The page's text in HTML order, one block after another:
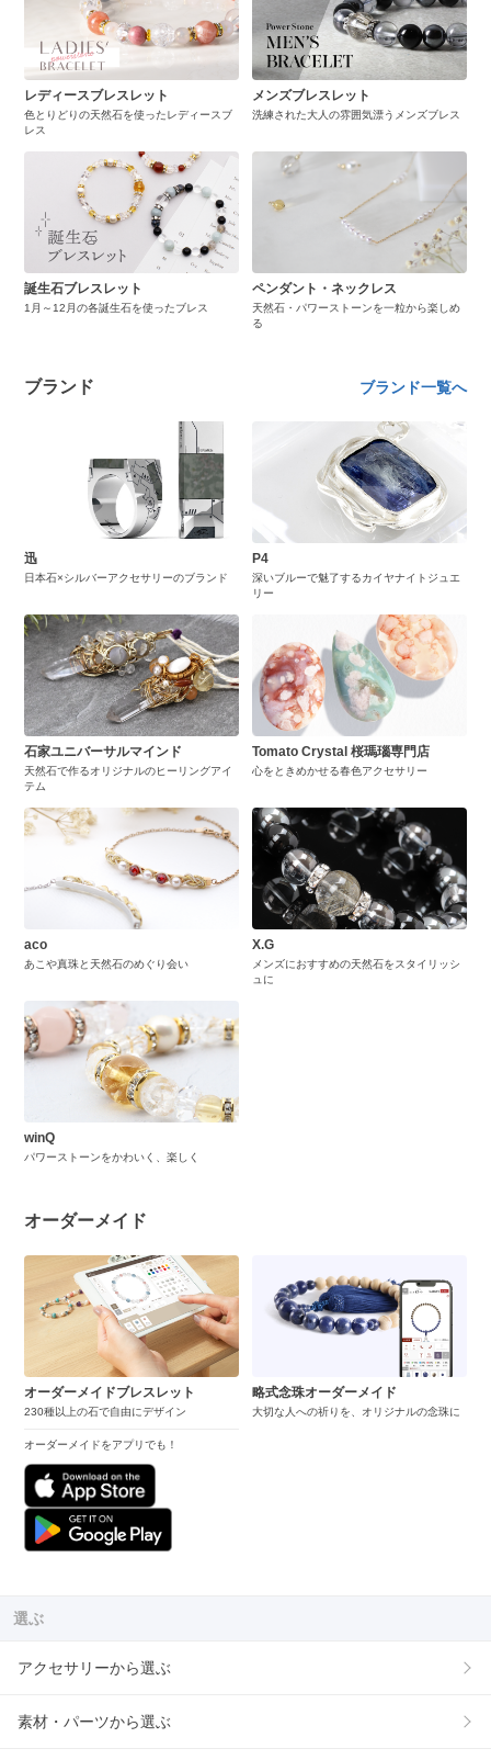
レディースブレスレット
色とりどりの天然石を使ったレディースブ
レス
メンズブレスレット
洗練された大人の雰囲気漂うメンズブレス
誕生石ブレスレット
1月～12月の各誕生石を使ったブレス
ペンダント・ネックレス
天然石・パワーストーンを一粒から楽しめ
る
ブランド ブランド一覧へ
迅
日本石×シルバーアクセサリーのブランド
P4
深いブルーで魅了するカイヤナイトジュエ
リー
石家ユニバーサルマインド
天然石で作るオリジナルのヒーリングアイ
テム
Tomato Crystal 桜瑪瑙専門店
心をときめかせる春色アクセサリー
aco
あこや真珠と天然石のめぐり会い
X.G
メンズにおすすめの天然石をスタイリッシ
ュに
winQ
パワーストーンをかわいく、楽しく
オーダーメイド
オーダーメイドブレスレット
230種以上の石で自由にデザイン
オーダーメイドをアプリでも！
略式念珠オーダーメイド
大切な人への祈りを、オリジナルの念珠に
選ぶ
アクセサリーから選ぶ
素材・パーツから選ぶ